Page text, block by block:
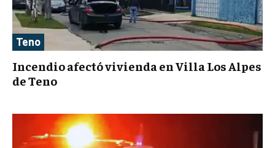
Teno
Incendio afectó vivienda en Villa Los Alpes
de Teno